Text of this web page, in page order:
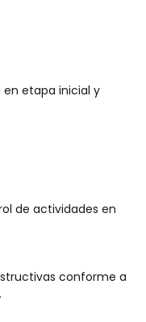
etapa inicial y
de actividades en
conforme a